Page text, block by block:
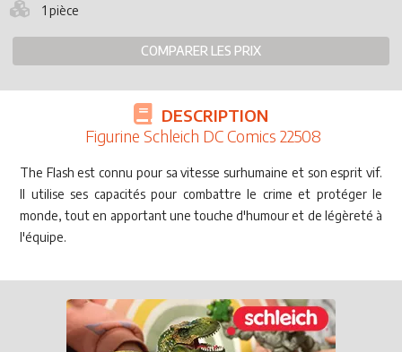
1 pièce
COMPARER LES PRIX
DESCRIPTION
Figurine Schleich DC Comics 22508
The Flash est connu pour sa vitesse surhumaine et son esprit vif.
Il utilise ses capacités pour combattre le crime et protéger le
monde, tout en apportant une touche d'humour et de légèreté à
l'équipe.